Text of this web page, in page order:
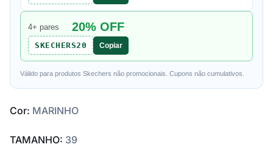
4+ pares 20% OFF
SKECHERS20 Copiar
Válido para produtos Skechers não promocionais. Cupons não cumulativos.
Cor: MARINHO
TAMANHO: 39